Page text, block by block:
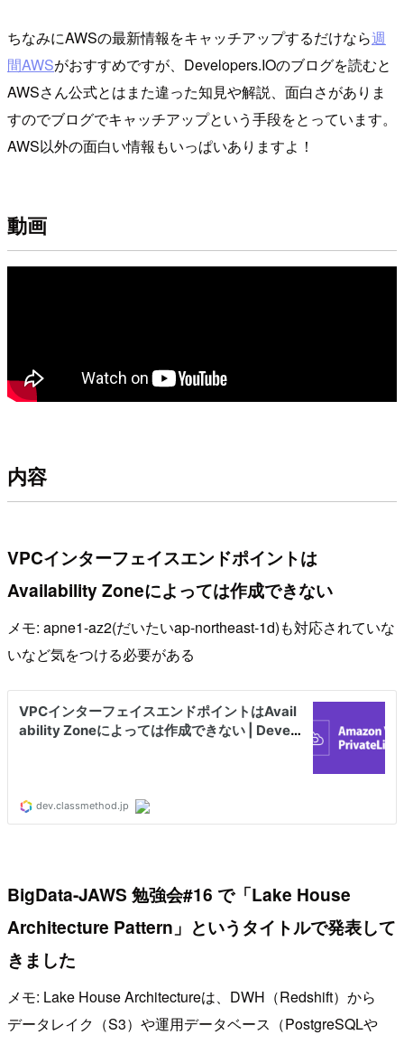
ちなみにAWSの最新情報をキャッチアップするだけなら週
間AWSがおすすめですが、Developers.IOのブログを読むと
AWSさん公式とはまた違った知見や解説、面白さがありま
すのでブログでキャッチアップという手段をとっています。
AWS以外の面白い情報もいっぱいありますよ！
動画
内容
VPCインターフェイスエンドポイントは
Availability Zoneによっては作成できない
メモ: apne1-az2(だいたいap-northeast-1d)も対応されていな
いなど気をつける必要がある
BigData-JAWS 勉強会#16 で「Lake House
Architecture Pattern」というタイトルで発表して
きました
メモ: Lake House Architectureは、DWH（Redshift）から
データレイク（S3）や運用データベース（PostgreSQLや